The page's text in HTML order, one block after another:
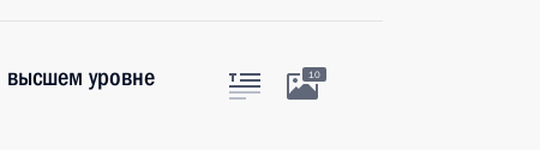
высшем уровне
10